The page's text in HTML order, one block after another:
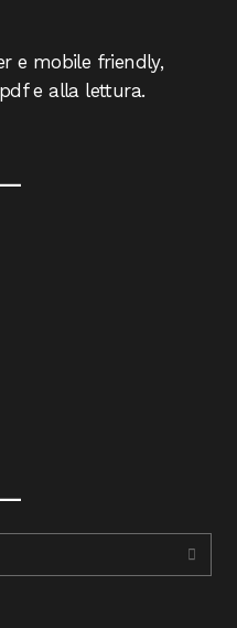
e mobile friendly,
e alla lettura.